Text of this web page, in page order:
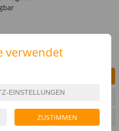
SETZEN
DRUCKEN
verwendet
ZUSTIMMEN